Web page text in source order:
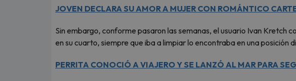
JOVEN DECLARA SU AMOR A MUJER CON ROMÁNTICO
Sin embargo, conforme pasaron las semanas, el usuario Ivan Kretch
en su cuarto, siempre que iba a limpiar lo encontraba en una posición
PERRITA CONOCIÓ A VIAJERO Y SE LANZÓ AL MAR PARA